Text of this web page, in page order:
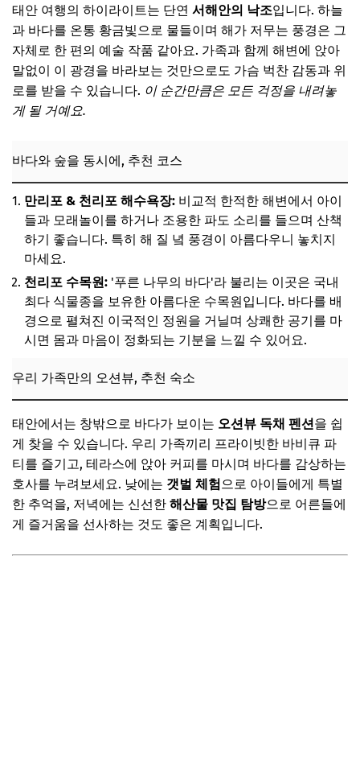
태안 여행의 하이라이트는 단연 서해안의 낙조입니다. 하늘
과 바다를 온통 황금빛으로 물들이며 해가 저무는 풍경은 그
자체로 한 편의 예술 작품 같아요. 가족과 함께 해변에 앉아
말없이 이 광경을 바라보는 것만으로도 가슴 벅찬 감동과 위
로를 받을 수 있습니다. 이 순간만큼은 모든 걱정을 내려놓
게 될 거예요.
바다와 숲을 동시에, 추천 코스
만리포 & 천리포 해수욕장: 비교적 한적한 해변에서 아이
들과 모래놀이를 하거나 조용한 파도 소리를 들으며 산책
하기 좋습니다. 특히 해 질 녘 풍경이 아름다우니 놓치지
마세요.
천리포 수목원: '푸른 나무의 바다'라 불리는 이곳은 국내
최다 식물종을 보유한 아름다운 수목원입니다. 바다를 배
경으로 펼쳐진 이국적인 정원을 거닐며 상쾌한 공기를 마
시면 몸과 마음이 정화되는 기분을 느낄 수 있어요.
우리 가족만의 오션뷰, 추천 숙소
태안에서는 창밖으로 바다가 보이는 오션뷰 독채 펜션을 쉽
게 찾을 수 있습니다. 우리 가족끼리 프라이빗한 바비큐 파
티를 즐기고, 테라스에 앉아 커피를 마시며 바다를 감상하는
호사를 누려보세요. 낮에는 갯벌 체험 으로 아이들에게 특별
한 추억을, 저녁에는 신선한 해산물 맛집 탐방으로 어른들에
게 즐거움을 선사하는 것도 좋은 계획입니다.